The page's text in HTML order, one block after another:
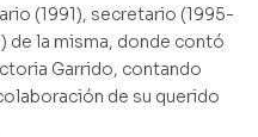
(1991), secretario (1995-
de la misma, donde contó
Garrido, contando
de su querido